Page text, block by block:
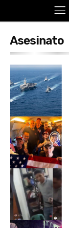
Asesinato